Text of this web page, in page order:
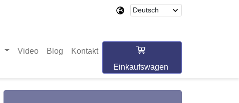
Video Blog
Kontakt
Einkaufswagen